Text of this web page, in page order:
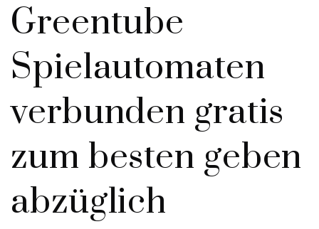
Greentube
Spielautomaten
verbunden gratis
zum besten geben
abzüglich